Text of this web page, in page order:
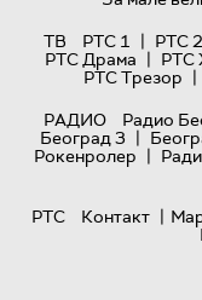
ТВ
РТС 1 | РТС 2
РТС Драма | РТС
РТС Трезор |
РАДИО
Радио
Београд 3 |
Рокенролер |
РТС
Контакт |